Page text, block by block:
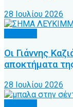
28 Ιουλίου 2026
Οι Γιάννης
αποκτήματα
28 Ιουλίου 2026